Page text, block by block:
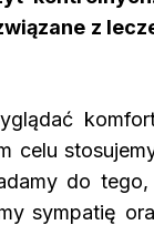
z
celu
do
sympatię